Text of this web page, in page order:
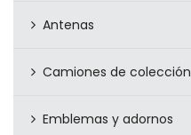
Antenas
Camiones de colección
Emblemas y adornos